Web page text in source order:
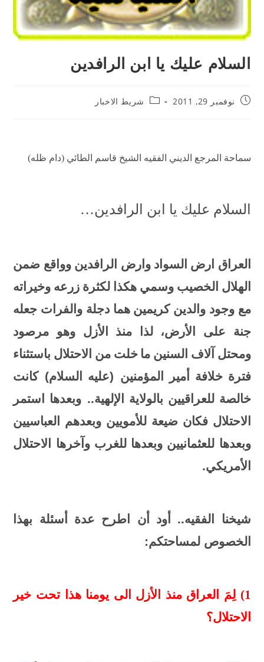
السلام عليك يا ابن الرافدين
نوفمبر 29, 2011 شريط الاخبار
سماحة المرجع الديني الفقيه الشيخ قاسم الطائي (دام ظله)
السلام عليك يا ابن الرافدين…
العراق ارض السواد وارض الرافدين وواقع ضمن
الهلال الخصيب وسمي هكذا لكثرة زرعه وخيراته
مع وجود والدين كريمين هما دجلة والفرات جعله
جنة
على الأرض، لذا منذ الأزل وهو مرصود
ومحتل آلاف السنين ما خلت من الاحتلال باستثناء
فترة خلافة أمير المؤمنين (عليه السلام)كانت
خالصة للعراقيين بالولاية الإلهية.. وبعدها
استمر
الاحتلال فكان ضيعة للأمويين وبعدهم
العباسيين
وبعدها للعثمانيين وبعدها للغرب وآخرها
الاحتلال
الأمريكي.
شيخنا الفقيه.. أود أن اطرح عدة أسئلة بهذا
الخصوص لمساحتكم:
1) لِمَ العراق منذ الأزل الى يومنا هذا تحت خير
الاحتلال؟